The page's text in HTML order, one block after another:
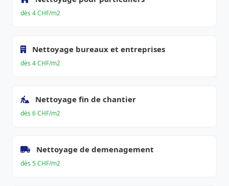
dès 4 CHF/m2
Nettoyage bureaux et entreprises
dès 4 CHF/m2
Nettoyage fin de chantier
dès 6 CHF/m2
Nettoyage de demenagement
dès 5 CHF/m2